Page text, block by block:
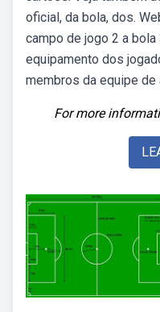
oficial, da bola, dos.
campo de jogo 2 a
equipamento dos
membros da equipe de
For more